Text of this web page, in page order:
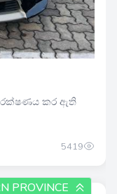
රක්ෂණය කර ඇති
5419
PROVINCE